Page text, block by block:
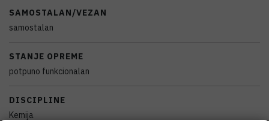
SAMOSTALAN/VEZAN
samostalan
STANJE OPREME
potpuno funkcionalan
DISCIPLINE
Kemija